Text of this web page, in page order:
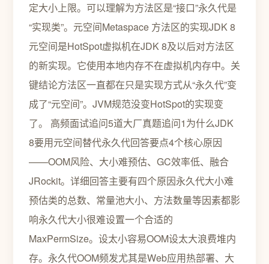
定大小上限。可以理解为方法区是“接口”永久代是
“实现类”。元空间Metaspace 方法区的实现JDK 8
元空间是HotSpot虚拟机在JDK 8及以后对方法区
的新实现。它使用本地内存不在虚拟机内存中。关
键结论方法区一直都在只是实现方式从“永久代”变
成了“元空间”。JVM规范没变HotSpot的实现变
了。 高频面试追问5道大厂真题追问1为什么JDK
8要用元空间替代永久代回答要点4个核心原因
——OOM风险、大小难预估、GC效率低、融合
JRockit。详细回答主要有四个原因永久代大小难
预估类的总数、常量池大小、方法数量等因素都影
响永久代大小很难设置一个合适的
MaxPermSize。设太小容易OOM设太大浪费堆内
存。永久代OOM频发尤其是Web应用热部署、大